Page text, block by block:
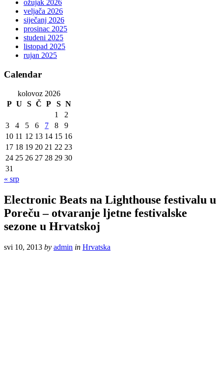
ožujak 2026
veljača 2026
siječanj 2026
prosinac 2025
studeni 2025
listopad 2025
rujan 2025
Calendar
kolovoz 2026
P U S Č P S N
1
2
3
4 5 6 7 8
9
10 11 12 13 14 15 16
17 18 19 20 21 22 23
24 25 26 27 28 29 30
31
« srp
Electronic Beats na Lighthouse festivalu u
Poreču – otvaranje ljetne festivalske
sezone u Hrvatskoj
svi 10, 2013 by admin in Hrvatska